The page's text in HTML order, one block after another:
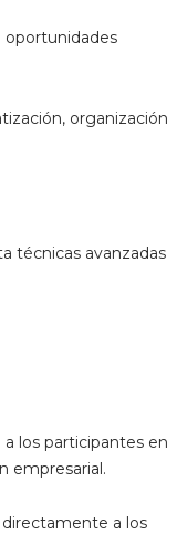
oportunidades
organización
técnicas avanzadas
los participantes en
empresarial.
a los